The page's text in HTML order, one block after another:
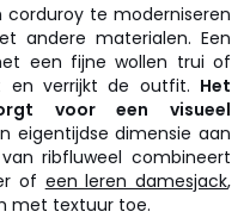
te moderniseren
andere materialen. Een
een fijne wollen trui of
en verrijkt de outfit. Het
voor een visueel
eigentijdse dimensie aan
ribfluweel combineert
of een leren damesjack,
met textuur toe.